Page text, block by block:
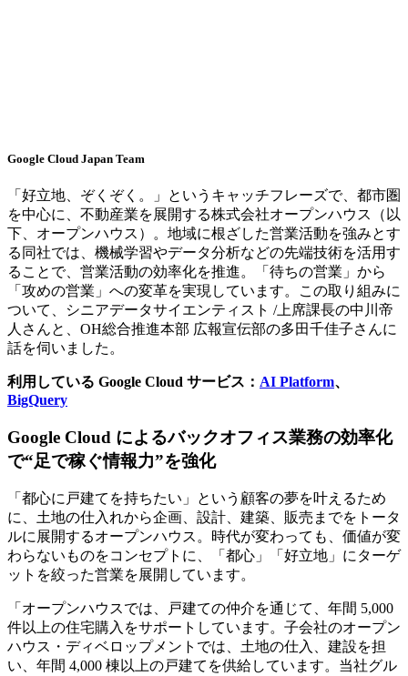
Google Cloud Japan Team
「好立地、ぞくぞく。」というキャッチフレーズで、都市圏
を中心に、不動産業を展開する株式会社オープンハウス（以
下、オープンハウス）。地域に根ざした営業活動を強みとす
る同社では、機械学習やデータ分析などの先端技術を活用す
ることで、営業活動の効率化を推進。「待ちの営業」から
「攻めの営業」への変革を実現しています。この取り組みに
ついて、シニアデータサイエンティスト /上席課長の中川帝
人さんと、OH総合推進本部 広報宣伝部の多田千佳子さんに
話を伺いました。
利用している Google Cloud サービス： AI Platform、
BigQuery
Google Cloud によるバックオフィス業務の効率化
で“足で稼ぐ情報力”を強化
「都心に戸建てを持ちたい」という顧客の夢を叶えるため
に、土地の仕入れから企画、設計、建築、販売までをトータ
ルに展開するオープンハウス。時代が変わっても、価値が変
わらないものをコンセプトに、「都心」「好立地」にターゲ
ットを絞った営業を展開しています。
「オープンハウスでは、戸建ての仲介を通じて、年間 5,000
件以上の住宅購入をサポートしています。子会社のオープン
ハウス・ディベロップメントでは、土地の仕入、建設を担
い、年間 4,000 棟以上の戸建てを供給しています。当社グル